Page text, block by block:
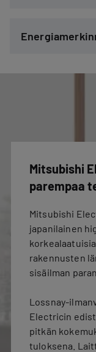
Mitsubishi
parempaa
Mitsubishi
japanilainen
rakennusten
sisäilman
Lossnay-
Electricin
pitkän
tuloksena.